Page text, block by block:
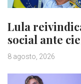
Lula
social ante
8 agosto, 2026